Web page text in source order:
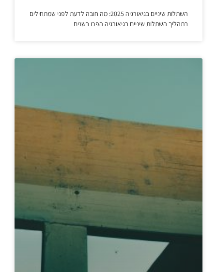
השתלות שיניים בגיאורגיה 2025: מה חובה לדעת לפני שמתחילים
בתהליך השתלות שיניים בגיאורגיה הפכו בשנים